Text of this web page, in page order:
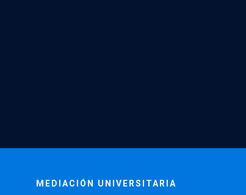
MEDIACIÓN UNIVERSITARIA